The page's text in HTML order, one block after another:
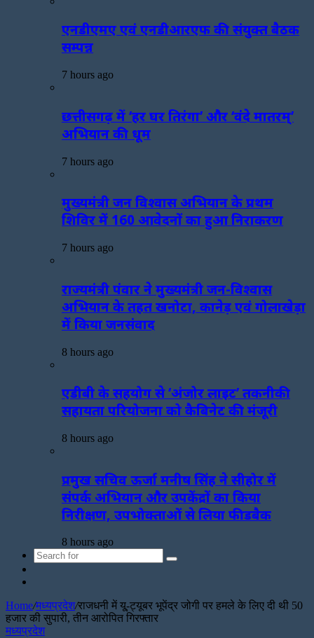
एनडीएमए एवं एनडीआरएफ की संयुक्त बैठक
सम्पन्न
7 hours ago
छत्तीसगढ़ में ‘हर घर तिरंगा’ और ‘वंदे मातरम्’
अभियान की धूम
7 hours ago
मुख्यमंत्री जन विश्वास अभियान के प्रथम
शिविर में 160 आवेदनों का हुआ निराकरण
7 hours ago
राज्यमंत्री पंवार ने मुख्यमंत्री जन-विश्वास
अभियान के तहत खनोटा, कानेड़ एवं गोलाखेड़ा
में किया जनसंवाद
8 hours ago
एडीबी के सहयोग से ‘अंजोर लाइट’ तकनीकी
सहायता परियोजना को कैबिनेट की मंजूरी
8 hours ago
प्रमुख सचिव ऊर्जा मनीष सिंह ने सीहोर में
संपर्क अभियान और उपकेंद्रों का किया
निरीक्षण, उपभोक्ताओं से लिया फीडबैक
8 hours ago
Search
Home/मध्यप्रदेश/राजधनी में यू्-ट्यूबर भूपेंद्र जोगी पर हमले के लिए दी थी 50
हजार की सुपारी, तीन आरोपित गिरफ्तार
मध्यप्रदेश